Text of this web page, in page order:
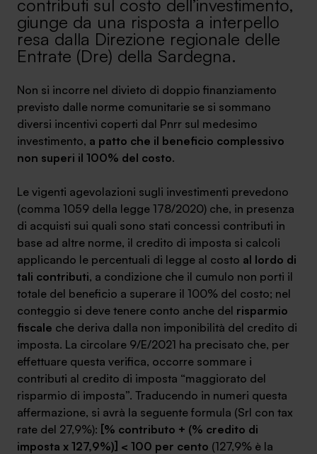
+030.3540104
info@safinance.it
SA Finance Mediazione Creditizia Srl, società di mediazione creditizia iscritta
all'Oam n.M336
contributi sul costo dell’investimento,
giunge da una risposta a interpello
resa dalla Direzione regionale delle
Entrate (Dre) della Sardegna.
Non si incorre nel divieto di doppio finanziamento
previsto dalle norme comunitarie se si sommano
diversi incentivi coperti dal Pnrr sul medesimo
investimento, a patto che il beneficio complessivo
non superi il 100% del costo.
Le vigenti agevolazioni sugli investimenti prevedono
(comma 1059 della legge 178/2020) che, in presenza
di acquisti sui quali sono stati concessi contributi in
base ad altre norme, il credito di imposta si calcoli
applicando le percentuali di legge al costo al lordo di
tali contributi, a condizione che il cumulo non porti il
totale del beneficio a superare il 100% del costo; nel
conteggio si deve tenere conto anche del risparmio
fiscale che deriva dalla non imponibilità del credito di
imposta. La circolare 9/E/2021 ha precisato che, per
effettuare questa verifica, occorre sommare i
contributi al credito di imposta “maggiorato del
risparmio di imposta”. Traducendo in numeri questa
affermazione, si avrà la seguente formula (Srl con tax
rate del 27,9%): [% contributo + (% credito di
imposta x 127,9%)] < 100 per cento (127,9% è la